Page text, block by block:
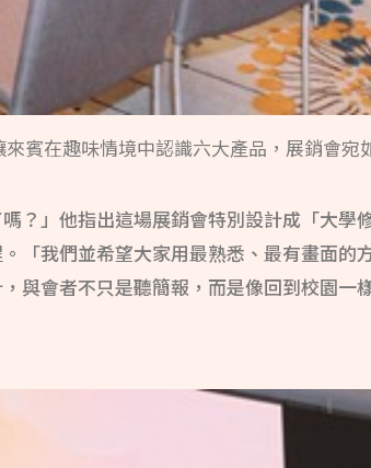
賓在趣味情境中認識六大產品，展銷會宛
？」他指出這場展銷會特別設計成「大學
「我們並希望大家用最熟悉、最有畫面的
與會者不只是聽簡報，而是像回到校園一